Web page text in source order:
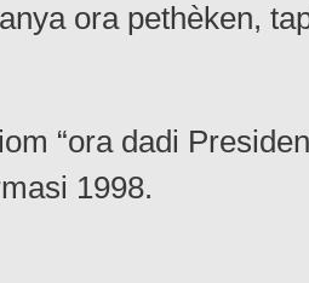
ora pethèken,
“ora dadi
1998.